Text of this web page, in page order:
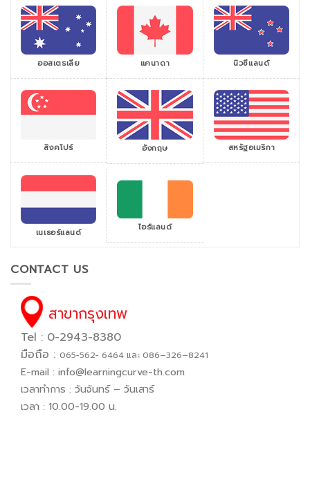
ออสเตรเลีย แคนาดา นิวซีแลนด์
สิงคโปร์ อังกฤษ สหรัฐอเมริกา
เนเธอร์แลนด์ ไอร์แลนด์
CONTACT US
สาขากรุงเทพ
Tel : 0-2943-8380
มือถือ : 065−562− 6464 และ 086–326–8241
E-mail : info@learningcurve-th.com
เวลาทำการ : วันจันทร์ – วันเสาร์
เวลา : 10.00-19.00 น.